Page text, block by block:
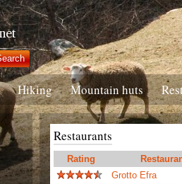
Hiking Mountain huts
Restaurants
Rating
Grotto Efra